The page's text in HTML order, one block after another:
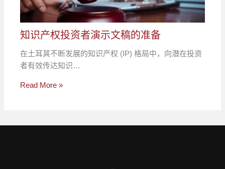
知识产权投资者演示文稿的准备
在土耳其不断发展的知识产权 (IP) 格局中，向潜在投资
者有效传达知识…
Read More »